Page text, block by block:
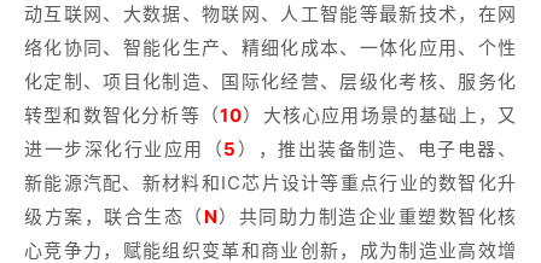
动互联网、大数据、物联网、人工智能等最新技术，在网
络化协同、智能化生产、精细化成本、一体化应用、个性
化定制、项目化制造、国际化经营、层级化考核、服务化
转型和数智化分析等（10）大核心应用场景的基础上，又
进一步深化行业应用（5 ），推出装备制造、电子电器、
新能源汽配、新材料和IC芯片设计等重点行业的数智化升
级方案，联合生态（ N）共同助力制造企业重塑数智化核
心竞争力，赋能组织变革和商业创新，成为制造业高效增